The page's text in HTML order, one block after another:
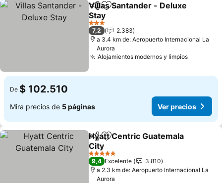
CompartirAgregar a favoritos
Villas Santander - Deluxe
Stay
Ver precios
3 Estrellas
7,2
2.383
a 3.4 km de: Aeropuerto Internacional La
Aurora
Alojamientos modernos y limpiosVer
De $ 102.510
Mira precios de 5 páginas Ver precios
CompartirAgregar a favoritos
Hyatt Centric Guatemala
City
Ver precios
5 Estrellas
9,4 Excelente
3.810
a 2.3 km de: Aeropuerto Internacional La
Aurora